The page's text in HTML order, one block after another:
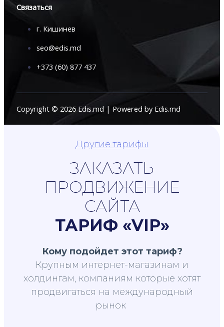
Связаться
г. Кишинев
seo@edis.md
+373 (60) 877 437
Copyright © 2026 Edis.md | Powered by Edis.md
Другие тарифы
ЗАКАЗАТЬ
ПРОДВИЖЕНИЕ
САЙТА
ТАРИФ «VIP»
Кому подойдет этот тариф?
Крупным интернет-магазинам и
холдингам, компаниям которые хотят
продвигаться на международный
рынок